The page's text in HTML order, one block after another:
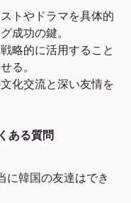
トやドラマを具体的
成功の鍵。
略的に活用すること
る。
化交流と深い友情を
ある質問
に韓国の友達はでき